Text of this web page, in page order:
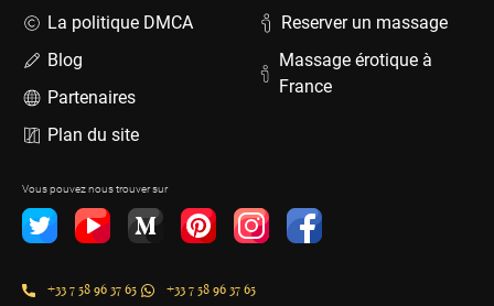
Vous pouvez nous trouver sur
La politique DMCA
Blog
Partenaires
Plan du site
Reserver un massage
Massage érotique à
France
+33 7 58 96 37 65 +33 7 58 96 37 65